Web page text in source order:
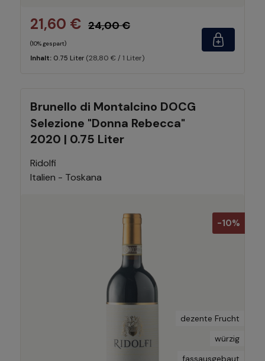
21,60 € 24,00 €
(10% gespart)
Inhalt: 0.75 Liter (28,80 € / 1 Liter)
Brunello di Montalcino DOCG
Selezione "Donna Rebecca"
2020 | 0.75 Liter
Ridolfi
Italien - Toskana
-10%
dezente Frucht
würzig
fassausgebaut